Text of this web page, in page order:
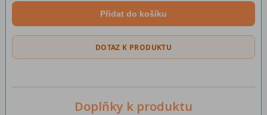
Přidat do košíku
DOTAZ K PRODUKTU
Doplňky k produktu